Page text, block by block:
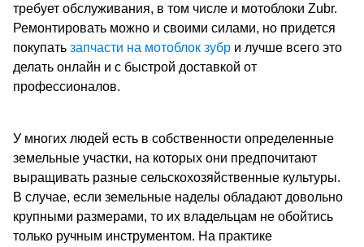
требует обслуживания, в том числе и мотоблоки Zubr.
Ремонтировать можно и своими силами, но придется
покупать запчасти на мотоблок зубр и лучше всего это
делать онлайн и с быстрой доставкой от
профессионалов.
У многих людей есть в собственности определенные
земельные участки, на которых они предпочитают
выращивать разные сельскохозяйственные культуры.
В случае, если земельные наделы обладают довольно
крупными размерами, то их владельцам не обойтись
только ручным инструментом. На практике